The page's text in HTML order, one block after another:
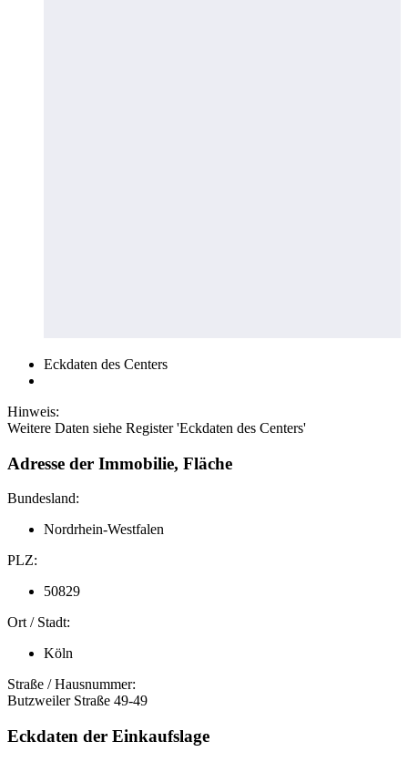
Eckdaten des Centers
Hinweis:
Weitere Daten siehe Register 'Eckdaten des Centers'
Adresse der Immobilie, Fläche
Bundesland:
Nordrhein-Westfalen
PLZ:
50829
Ort / Stadt:
Köln
Straße / Hausnummer:
Butzweiler Straße 49-49
Eckdaten der Einkaufslage